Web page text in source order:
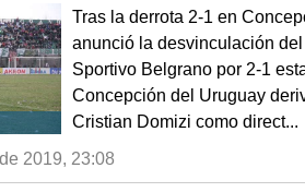
Tras la derrota 2-1 en
anunció la desvinculación
Sportivo Belgrano por 2-1
Concepción del Uruguay
Cristian Domizi como direct...
2019, 23:08